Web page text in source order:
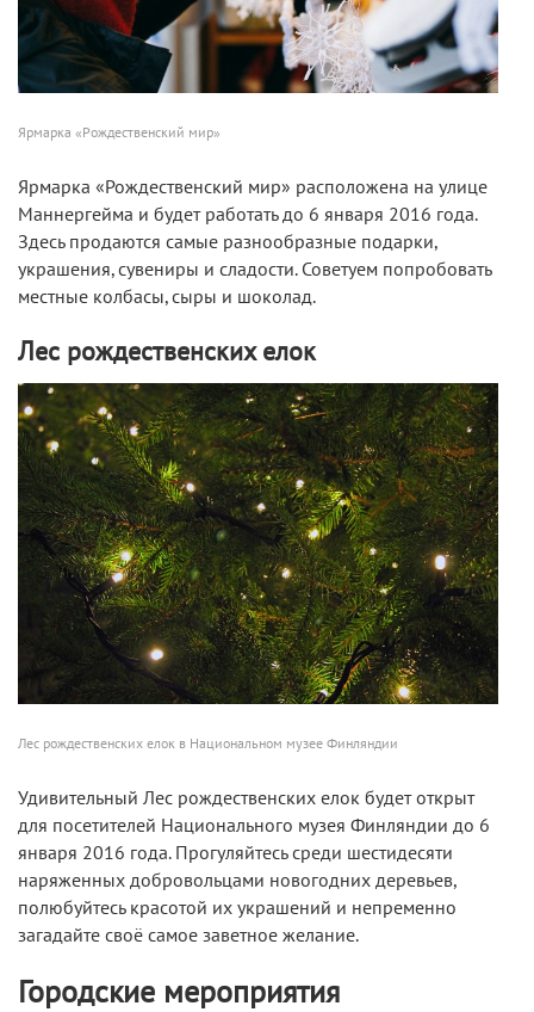
Ярмарка «Рождественский мир»
Ярмарка «Рождественский мир» расположена на улице
Маннергейма и будет работать до 6 января 2016 года.
Здесь продаются самые разнообразные подарки,
украшения, сувениры и сладости. Советуем попробовать
местные колбасы, сыры и шоколад.
Лес рождественских елок
Лес рождественских елок в Национальном музее Финляндии
Удивительный Лес рождественских елок будет открыт
для посетителей Национального музея Финляндии до 6
января 2016 года. Прогуляйтесь среди шестидесяти
наряженных добровольцами новогодних деревьев,
полюбуйтесь красотой их украшений и непременно
загадайте своё самое заветное желание.
Городские мероприятия